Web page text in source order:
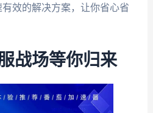
效的解决方案，让你省心省
战场等你归来